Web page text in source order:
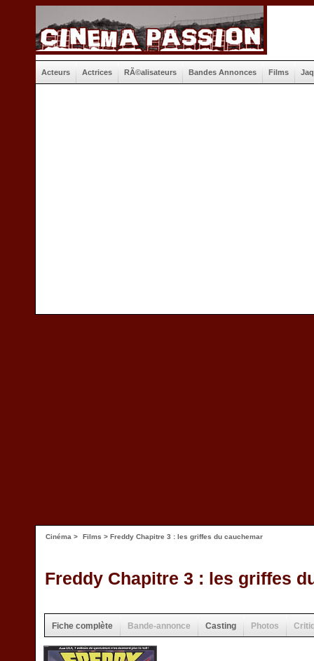
Acteurs Actrices RÃ©alisateurs Bandes Annonces Films
Cinéma > Films > Freddy Chapitre 3 : les griffes du cauchemar
Freddy Chapitre 3 : les griffes
Fiche complète Bande-annonce Casting Photos